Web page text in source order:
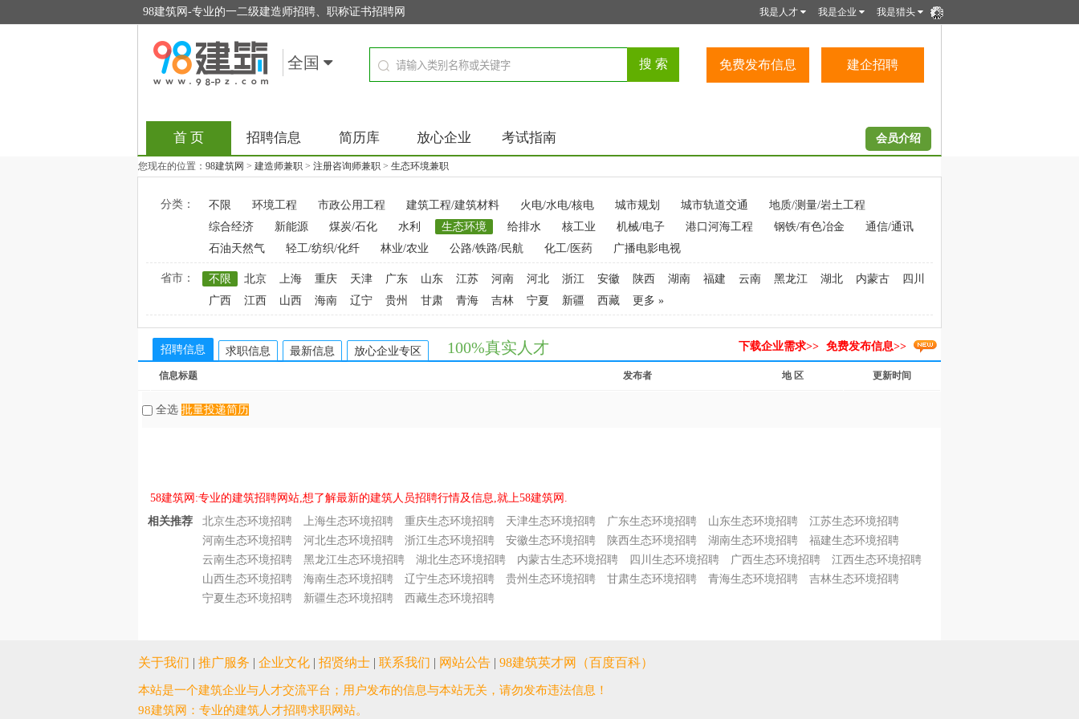
98建筑网-专业的一二级建造师招聘、职称证书招聘网 我是人才 我是企业 我是猎头
全国 免费发布信息 建企招聘
首 页 招聘信息 简历库 放心企业 考试指南 会员介绍
您现在的位置： 98建筑网 > 建造师兼职 > 注册咨询师兼职 > 生态环境兼职
分类： 不限 环境工程 市政公用工程 建筑工程/建筑材料 火电/水电/核电 城市规划 城市轨道交通
地质/测量/岩土工程
综合经济
新能源 煤炭/石化 水利 生态环境 给排水 核工业 机械/电子 港口河海工程 钢铁/有色冶金
通信/通讯
石油天然气
轻工/纺织/化纤 林业/农业 公路/铁路/民航 化工/医药 广播电影电视
省市： 不限 北京 上海 重庆 天津 广东 山东 江苏 河南 河北 浙江 安徽 陕西 湖南 福建 云南 黑龙江 湖北 内蒙古
四川
广西
江西 山西 海南 辽宁 贵州 甘肃 青海 吉林 宁夏 新疆 西藏 更多 »
招聘信息 求职信息 最新信息 放心企业专区 100%真实人才 下载企业需求>> 免费发布信息>>
信息标题 发布者 地 区 更新时间
全选 批量投递简历
58建筑网:专业的建筑招聘网站,想了解最新的建筑人员招聘行情及信息,就上58建筑网.
相关推荐
北京生态环境招聘 上海生态环境招聘 重庆生态环境招聘 天津生态环境招聘 广东生态环境招聘 山东生态环境招聘
江苏生态环境招聘
河南生态环境招聘
河北生态环境招聘 浙江生态环境招聘 安徽生态环境招聘 陕西生态环境招聘 湖南生态环境招聘
福建生态环境招聘
云南生态环境招聘
黑龙江生态环境招聘 湖北生态环境招聘 内蒙古生态环境招聘 四川生态环境招聘 广西生态环境招聘
江西生态环境招聘
山西生态环境招聘
海南生态环境招聘 辽宁生态环境招聘 贵州生态环境招聘 甘肃生态环境招聘 青海生态环境招聘
吉林生态环境招聘
宁夏生态环境招聘
新疆生态环境招聘 西藏生态环境招聘
关于我们 | 推广服务 | 企业文化 | 招贤纳士 | 联系我们 | 网站公告 | 98建筑英才网（百度百科）
本站是一个建筑企业与人才交流平台；用户发布的信息与本站无关，请勿发布违法信息！
98建筑网：专业的建筑人才招聘求职网站。